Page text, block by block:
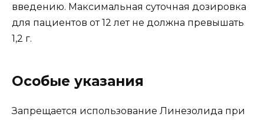
введению. Максимальная суточная дозировка
для пациентов от 12 лет не должна превышать
1,2 г.
Особые указания
Запрещается использование Линезолида при